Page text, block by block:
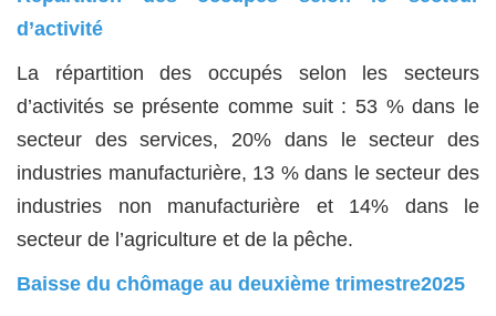
d’activité
La répartition des occupés selon les secteurs
d’activités se présente comme suit : 53 % dans le
secteur des services, 20% dans le secteur des
industries manufacturière, 13 % dans le secteur des
industries non manufacturière et 14% dans le
secteur de l’agriculture et de la pêche.
Baisse du chômage au deuxième trimestre2025